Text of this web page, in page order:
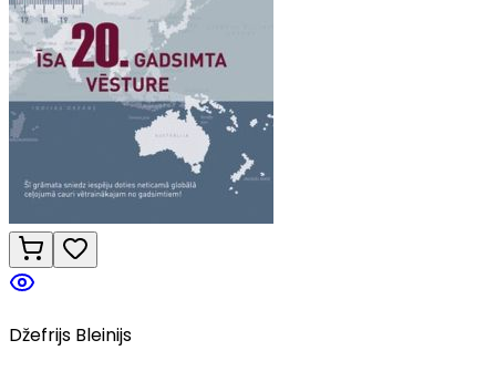
Džefrijs Bleinijs